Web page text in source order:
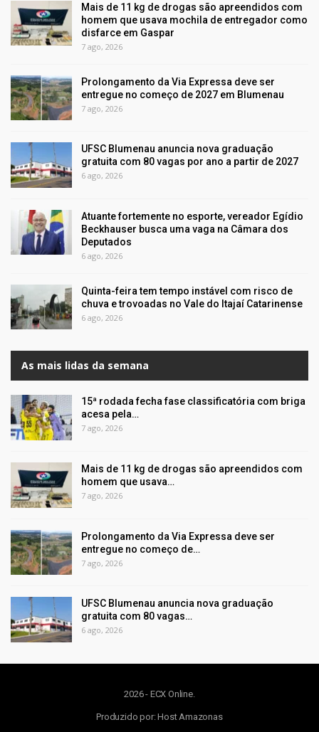
Mais de 11 kg de drogas são apreendidos com
homem que usava mochila de entregador como
disfarce em Gaspar
7 ago, 2026
Prolongamento da Via Expressa deve ser
entregue no começo de 2027 em Blumenau
7 ago, 2026
UFSC Blumenau anuncia nova graduação
gratuita com 80 vagas por ano a partir de 2027
6 ago, 2026
Atuante fortemente no esporte, vereador Egídio
Beckhauser busca uma vaga na Câmara dos
Deputados
6 ago, 2026
Quinta-feira tem tempo instável com risco de
chuva e trovoadas no Vale do Itajaí Catarinense
6 ago, 2026
As mais lidas da semana
15ª rodada fecha fase classificatória com briga
acesa pela…
7 ago, 2026
Mais de 11 kg de drogas são apreendidos com
homem que usava…
7 ago, 2026
Prolongamento da Via Expressa deve ser
entregue no começo de…
7 ago, 2026
UFSC Blumenau anuncia nova graduação
gratuita com 80 vagas…
6 ago, 2026
2026 - ECX Online.
Produzido por:Host Amazonas